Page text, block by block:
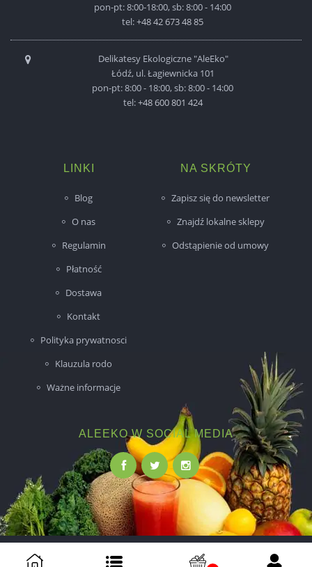
pon-pt: 8:00-18:00, sb: 8:00 - 14:00
tel:+48 42 673 48 85
Delikatesy Ekologiczne "AleEko"
Łódź, ul. Łagiewnicka 101
pon-pt: 8:00 - 18:00, sb: 8:00 - 14:00
tel:+48 600 801 424
LINKI
Blog
O nas
Regulamin
Płatność
Dostawa
Kontakt
Polityka prywatnosci
Klauzula rodo
Ważne informacje
NA SKRÓTY
Zapisz się do newsletter
Znajdź lokalne sklepy
Odstąpienie od umowy
ALEEKO W SOCIAL MEDIA